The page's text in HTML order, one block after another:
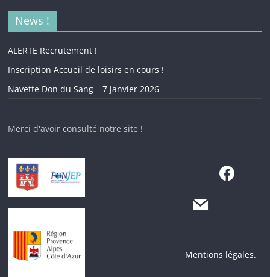
News !
ALERTE Recrutement !
Inscription Accueil de loisirs en cours !
Navette Don du Sang – 7 janvier 2026
Merci d'avoir consulté notre site !
Mentions légales.